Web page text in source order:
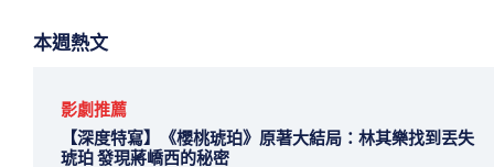
本週熱文
影劇推薦
【深度特寫】《櫻桃琥珀》原著大結局：林其樂找到丟失
琥珀 發現蔣嶠西的秘密